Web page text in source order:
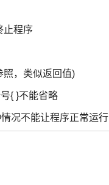
止程序
照，类似返回值)
{ }不能省略
况不能让程序正常运行